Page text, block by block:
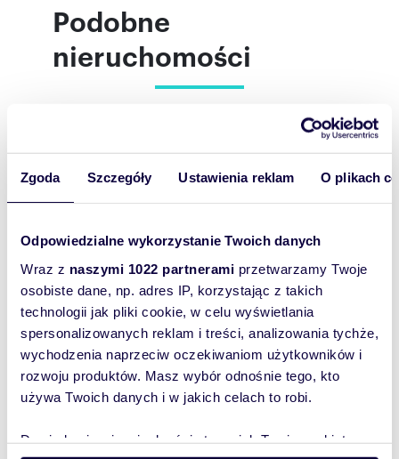
Zgoda Szczegóły Ustawienia reklam O plikach
Odpowiedzialne wykorzystanie Twoich danych
Wraz z naszymi 1022 partnerami przetwarzamy Twoje
osobiste dane, np. adres IP, korzystając z takich
technologii jak pliki cookie, w celu wyświetlania
spersonalizowanych reklam i treści, analizowania tychże,
wychodzenia naprzeciw oczekiwaniom użytkowników i
rozwoju produktów. Masz wybór odnośnie tego, kto
używa Twoich danych i w jakich celach to robi.
Dowiedz się więcej odnośnie tego, jak Twoje osobiste
całości bryły budynku
Garaż: Wbudowany, duży (24,41 m²)
Wydajna pompa ciepła
Rekuperacja (wentylacja mechaniczna z
Ogrzewanie podłogowe w 100% pomieszczeń
Pasywne okna (3-szybowe) i drzwi
🌳 DZIAŁKA:
Prywatny, przestronny ogród usytuowany z boku
budynku
Podobne
nieruchomości
149,77 m2 0,0598ha
5
8 613zł/m2
Przestronny dom 150 m² (Grodzisk
Mazowiecki) z garażem
1 290 000 zł
8